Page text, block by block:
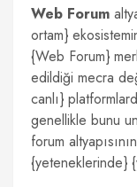
Web Forum
ortam}
{Web Forum}
edildiği mecra
canlı}
genellikle bunu
forum
{yeteneklerinde}